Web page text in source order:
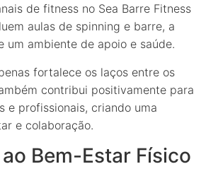
de fitness no Sea Barre Fitness
aulas de spinning e barre, a
um ambiente de apoio e saúde.
fortalece os laços entre os
contribui positivamente para
e profissionais, criando uma
e colaboração.
Bem-Estar Físico